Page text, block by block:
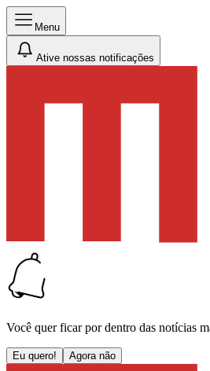
Menu
Ative nossas notificações
Você quer ficar por dentro das notícias
Eu quero! Agora não